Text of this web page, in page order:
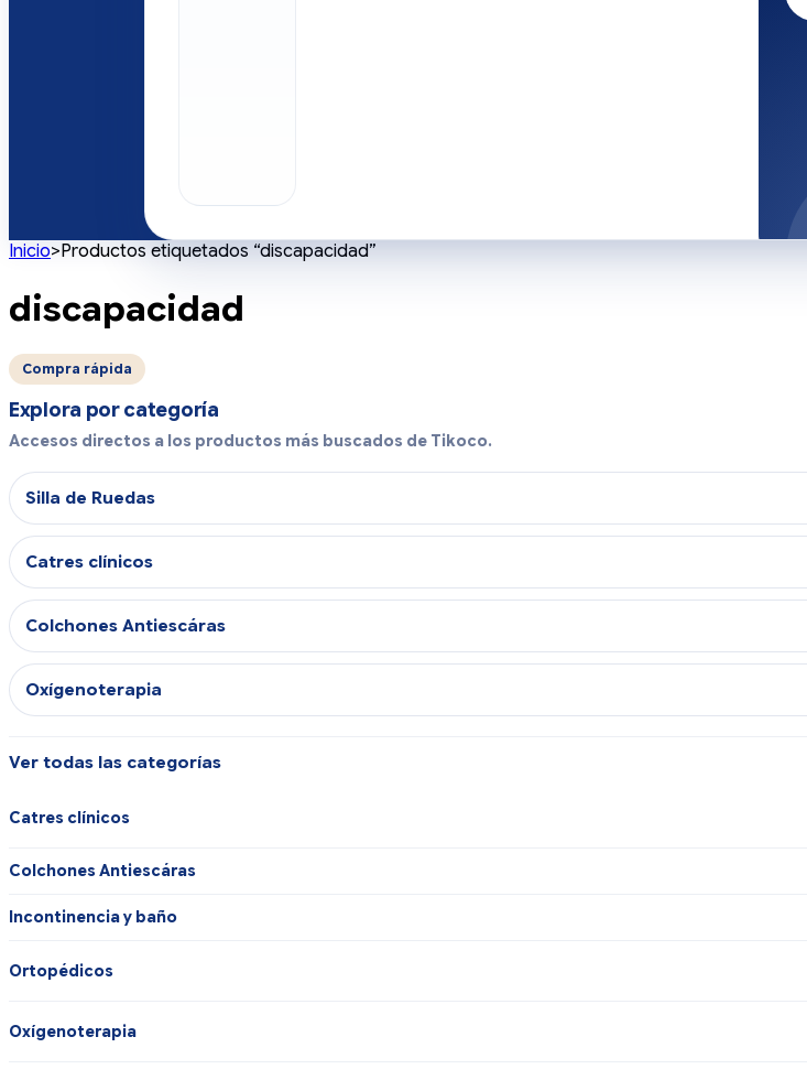
Inicio>Productos etiquetados “discapacidad”
discapacidad
Compra rápida
Explora por categoría
Accesos directos a los productos más buscados de Tikoco.
Silla de Ruedas
Catres clínicos
Colchones Antiescáras
Oxígenoterapia
Ver todas las categorías
Catres clínicos
Colchones Antiescáras
Incontinencia y baño
Ortopédicos
Oxígenoterapia